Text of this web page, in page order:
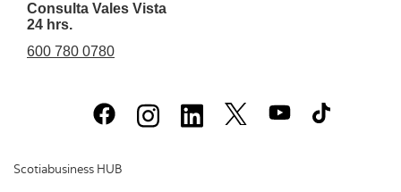
Consulta Vales Vista
24 hrs.
600 780 0780
Scotiabusiness HUB